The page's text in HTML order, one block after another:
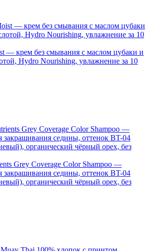
— крем без смывания с маслом цубаки и
Hydro Nourishing, увлажнение за 10
Grey Coverage Color Shampoo —
закрашивания седины, оттенок BT-04
органический чёрный орех, без